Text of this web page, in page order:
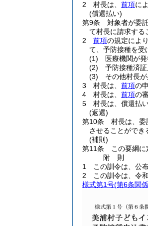
2
村長は、 前項に
(償還払い)
第9条
対象者が委
て村長に請求する
2
前項の規定によ
て、予防接種を受
(1)
医療機関が
(2)
予防接種済
(3)
その他村長
3
村長は、 前項の
4
村長は、 前項の
5
村長は、償還払
(返還)
第10条
村長は、委
させることができ
(補則)
第11条
この要綱
附 則
1
この訓令は、公
2
この訓令は、令
様式第1号(第6条関